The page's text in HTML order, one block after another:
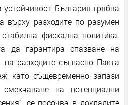
България трябва
върху разходите по разумен
фискална политика.
да гарантира спазване на
на разходите съгласно Пакта
като същевременно запази
на потенциални
се посочва в докладите